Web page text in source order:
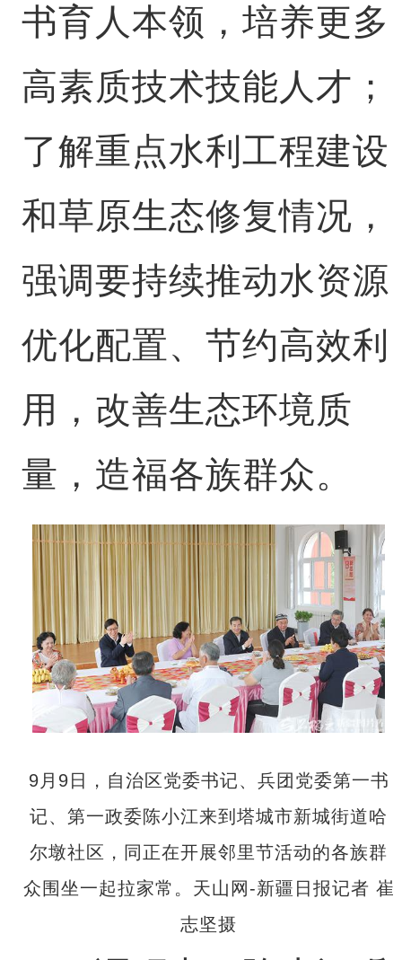
书育人本领，培养更多
高素质技术技能人才；
了解重点水利工程建设
和草原生态修复情况，
强调要持续推动水资源
优化配置、节约高效利
用，改善生态环境质
量，造福各族群众。
9月9日，自治区党委书记、兵团党委第一书
记、第一政委陈小江来到塔城市新城街道哈
尔墩社区，同正在开展邻里节活动的各族群
众围坐一起拉家常。天山网-新疆日报记者 崔
志坚摄